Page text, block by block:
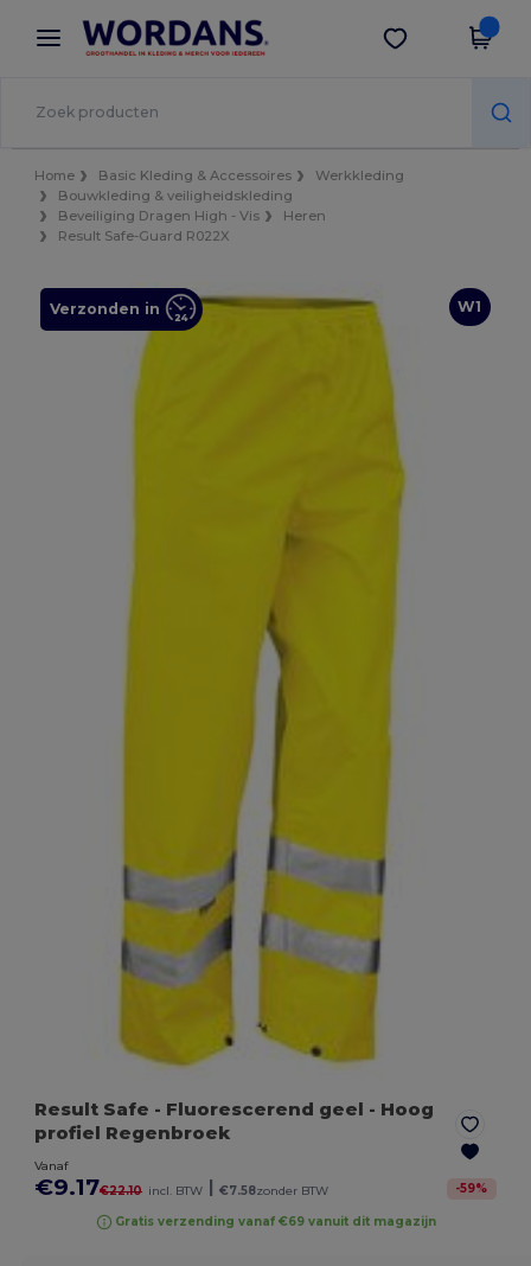
× Wordans-app
Betere prijzen in de app!
Download app
Home Basic Kleding & Accessoires
Werkkleding
Bouwkleding & veiligheidskleding
Beveiliging Dragen High - Vis
Heren
Result Safe-Guard R022X
W1
Verzonden in
Result Safe - Fluorescerend geel - Hoog
profiel Regenbroek
Vanaf
€9.17€22.10 incl. BTW | €7.58zonder BTW -59%
Gratis verzending vanaf €69 vanuit dit magazijn